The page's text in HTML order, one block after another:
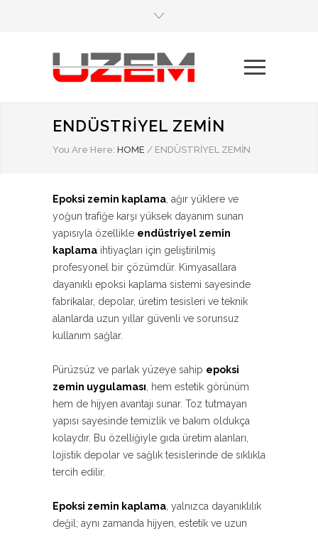
ENDÜSTRIYEL ZEMIN
You Are Here: HOME / ENDÜSTRIYEL ZEMIN
Epoksi zemin kaplama, ağır yüklere ve
yoğun trafiğe karşı yüksek dayanım sunan
yapısıyla özellikle endüstriyel zemin
kaplama ihtiyaçları için geliştirilmiş
profesyonel bir çözümdür. Kimyasallara
dayanıklı epoksi kaplama sistemi sayesinde
fabrikalar, depolar, üretim tesisleri ve teknik
alanlarda uzun yıllar güvenli ve sorunsuz
kullanım sağlar.
Pürüzsüz ve parlak yüzeye sahip epoksi
zemin uygulaması, hem estetik görünüm
hem de hijyen avantajı sunar. Toz tutmayan
yapısı sayesinde temizlik ve bakım oldukça
kolaydır. Bu özelliğiyle gıda üretim alanları,
lojistik depolar ve sağlık tesislerinde de sıklıkla
tercih edilir.
Epoksi zemin kaplama, yalnızca dayanıklılık
değil; aynı zamanda hijyen, estetik ve uzun